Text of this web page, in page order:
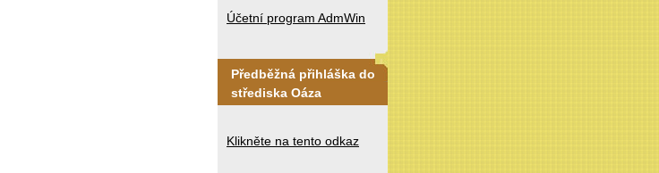
Účetní program AdmWin
Předběžná přihláška do
střediska Oáza
Klikněte na tento odkaz